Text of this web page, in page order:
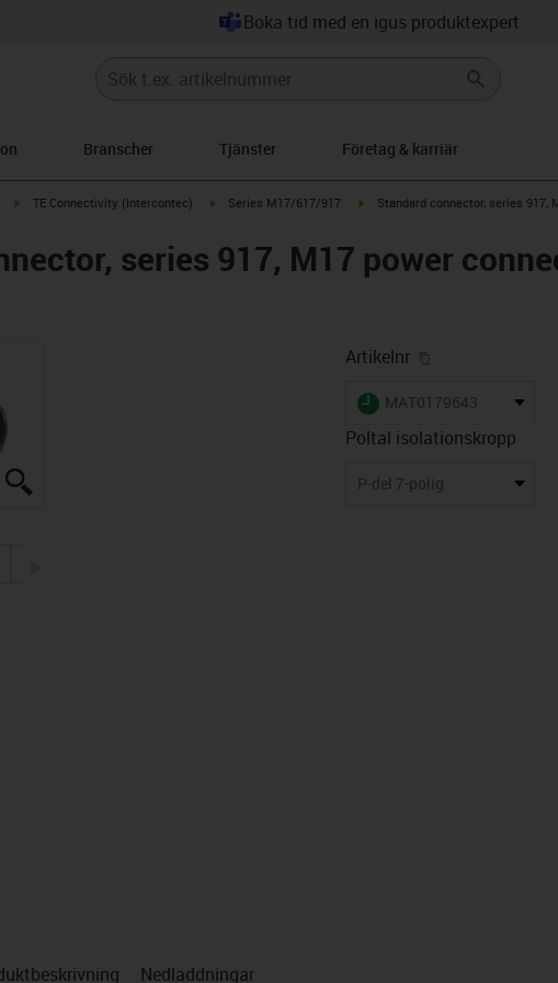
Boka tid med en igus produktexpert
Branscher Tjänster Företag & karriär
igus-icon-arrow-right
TE Connectivity (Intercontec) igus-icon-arrow-right
Series M17/617/917 igus-icon-arrow-right
Standard connector, series 917,
series 917, M17 power
Artikelnr
igus-icon-lieferzeit
MAT0179643
Poltal isolationskropp
P-del 7-polig
Nedladdningar